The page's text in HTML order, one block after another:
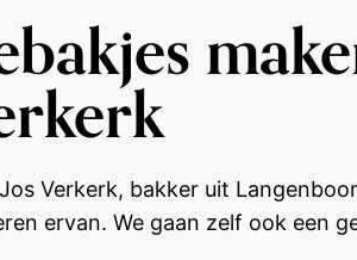
Verkerk, bakker uit
ervan. We gaan zelf ook een